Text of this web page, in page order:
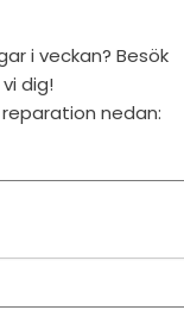
i veckan? Besök
dig!
nedan: